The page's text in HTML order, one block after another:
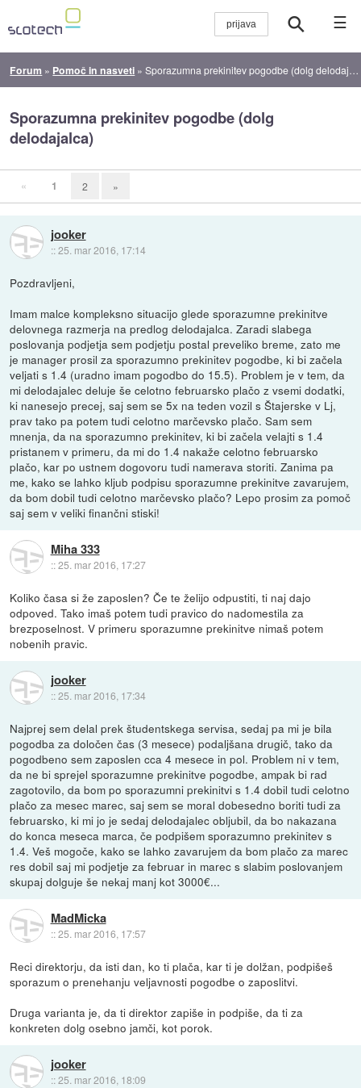
☰
Forum » Pomoč in nasveti »Sporazumna prekinitev pogodbe (dolg delodajalca)
Sporazumna prekinitev pogodbe (dolg
delodajalca)
« 1 2 »
jooker
::25. mar 2016, 17:14
Pozdravljeni,
Imam malce kompleksno situacijo glede sporazumne prekinitve
delovnega razmerja na predlog delodajalca. Zaradi slabega
poslovanja podjetja sem podjetju postal preveliko breme, zato me
je manager prosil za sporazumno prekinitev pogodbe, ki bi začela
veljati s 1.4 (uradno imam pogodbo do 15.5). Problem je v tem, da
mi delodajalec deluje še celotno februarsko plačo z vsemi dodatki,
ki nanesejo precej, saj sem se 5x na teden vozil s Štajerske v Lj,
prav tako pa potem tudi celotno marčevsko plačo. Sam sem
mnenja, da na sporazumno prekinitev, ki bi začela velajti s 1.4
pristanem v primeru, da mi do 1.4 nakaže celotno februarsko
plačo, kar po ustnem dogovoru tudi namerava storiti. Zanima pa
me, kako se lahko kljub podpisu sporazumne prekinitve zavarujem,
da bom dobil tudi celotno marčevsko plačo? Lepo prosim za pomoč
saj sem v veliki finančni stiski!
Miha 333
::25. mar 2016, 17:27
Koliko časa si že zaposlen? Če te želijo odpustiti, ti naj dajo
odpoved. Tako imaš potem tudi pravico do nadomestila za
brezposelnost. V primeru sporazumne prekinitve nimaš potem
nobenih pravic.
jooker
::25. mar 2016, 17:34
Najprej sem delal prek študentskega servisa, sedaj pa mi je bila
pogodba za določen čas (3 mesece) podaljšana drugič, tako da
pogodbeno sem zaposlen cca 4 mesece in pol. Problem ni v tem,
da ne bi sprejel sporazumne prekinitve pogodbe, ampak bi rad
zagotovilo, da bom po sporazumni prekinitvi s 1.4 dobil tudi celotno
plačo za mesec marec, saj sem se moral dobesedno boriti tudi za
februarsko, ki mi jo je sedaj delodajalec obljubil, da bo nakazana
do konca meseca marca, če podpišem sporazumno prekinitev s
1.4. Veš mogoče, kako se lahko zavarujem da bom plačo za marec
res dobil saj mi podjetje za februar in marec s slabim poslovanjem
skupaj dolguje še nekaj manj kot 3000€...
MadMicka
::25. mar 2016, 17:57
Reci direktorju, da isti dan, ko ti plača, kar ti je dolžan, podpišeš
sporazum o prenehanju veljavnosti pogodbe o zaposlitvi.
Druga varianta je, da ti direktor zapiše in podpiše, da ti za
konkreten dolg osebno jamči, kot porok.
jooker
::25. mar 2016, 18:09